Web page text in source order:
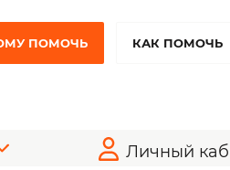
ПОМОЧЬ КАК ПОМОЧЬ
Личный